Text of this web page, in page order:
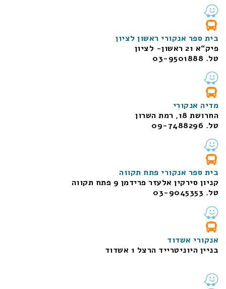
בית ספר אנקורי ראשון לציון
פיק“א 21 ראשון- לציון
טל. 03-9501888
מדיה אנקורי
החרושת 18, רמת השרון
טל. 09-7488296
בית ספר אנקורי פתח תקווה
קניון סירקין אלעזר פרידמן 9 פתח תקווה
טל. 03-9045353
אנקורי אשדוד
בניין היוניטרייד הרצל 1 אשדוד